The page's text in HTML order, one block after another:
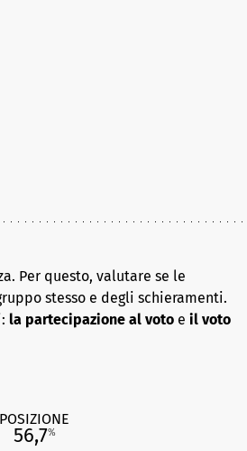
Per questo, valutare se le
stesso e degli schieramenti.
la partecipazione al voto e il voto
56,7%